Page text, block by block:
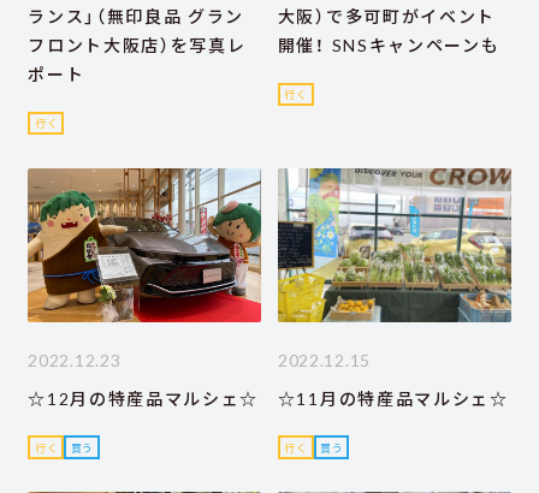
ランス」（無印良品 グラン
フロント大阪店）を写真レ
ポート
行く
大阪）で多可町がイベント
開催！ SNSキャンペーンも
行く
2022.12.23
☆12月の特産品マルシェ☆
行く 買う
2022.12.15
☆11月の特産品マルシェ☆
行く 買う